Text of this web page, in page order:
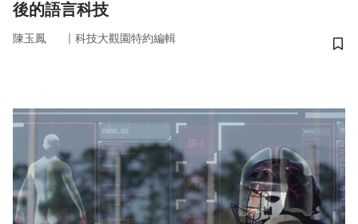
後的語言科技
陳玉鳳 ｜ 科技大觀園特約編輯
儲